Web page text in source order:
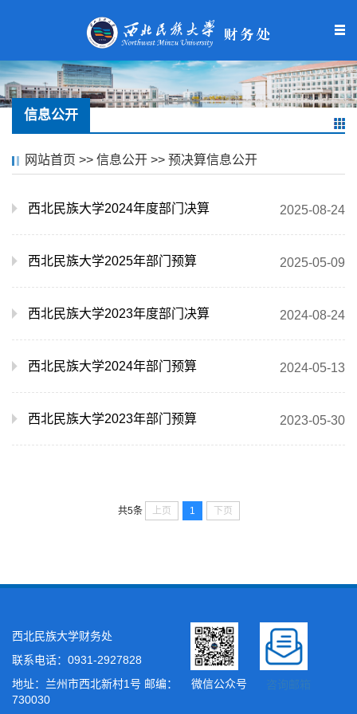
信息公开
网站首页 >> 信息公开 >> 预决算信息公开
西北民族大学2024年度部门决算 2025-08-24
西北民族大学2025年部门预算 2025-05-09
西北民族大学2023年度部门决算 2024-08-24
西北民族大学2024年部门预算 2024-05-13
西北民族大学2023年部门预算 2023-05-30
共5条 上页 1 下页
西北民族大学财务处
联系电话：0931-2927828
地址：兰州市西北新村1号 邮编：
730030
微信公众号 咨询邮箱